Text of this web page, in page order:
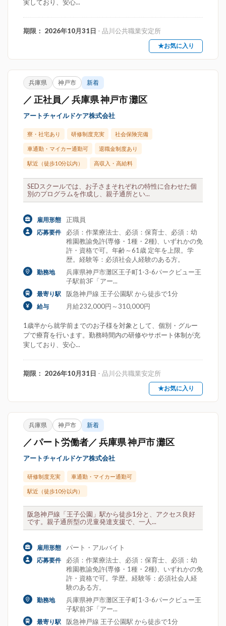
実しており、安心...
期限： 2026年10月31日 - 品川公共職業安定所
★お気に入り
兵庫県 神戸市 新着
／ 正社員／ 兵庫県 神戸市 灘区
アートチャイルドケア株式会社
寮・社宅あり 研修制度充実 社会保険完備
車通勤・マイカー通勤可 退職金制度あり
駅近（徒歩10分以内） 高収入・高給料
SEDスクールでは、お子さまそれぞれの特性に合わせた個
別のプログラムを作成し、親子通所とい...
雇用形態 正職員
応募要件
必須：作業療法士、必須：保育士、必須：幼
稚園教諭免許(専修・1種・2種)、いずれかの免
許・資格で可。年齢～61歳 定年を上限。学
歴。経験等：必須社会人経験のある方。
勤務地
兵庫県神戸市灘区王子町1-3-6パークビュー王
子駅前3F「アー...
最寄り駅 阪急神戸線 王子公園駅 から徒歩で1分
給与 月給232,000円～310,000円
1歳半から就学前までのお子様を対象として、個別・グルー
プで療育を行います。勤務時間内の研修やサポート体制が充
実しており、安心...
期限： 2026年10月31日 - 品川公共職業安定所
★お気に入り
兵庫県 神戸市 新着
／ パート労働者／ 兵庫県 神戸市 灘区
アートチャイルドケア株式会社
研修制度充実 車通勤・マイカー通勤可
駅近（徒歩10分以内）
阪急神戸線「王子公園」駅から徒歩1分と、アクセス良好
です。親子通所型の児童発達支援で、一人...
雇用形態 パート・アルバイト
応募要件
必須：作業療法士、必須：保育士、必須：幼
稚園教諭免許(専修・1種・2種)、いずれかの免
許・資格で可。学歴。経験等：必須社会人経
験のある方。
勤務地
兵庫県神戸市灘区王子町1-3-6パークビュー王
子駅前3F「アー...
最寄り駅 阪急神戸線 王子公園駅 から徒歩で1分